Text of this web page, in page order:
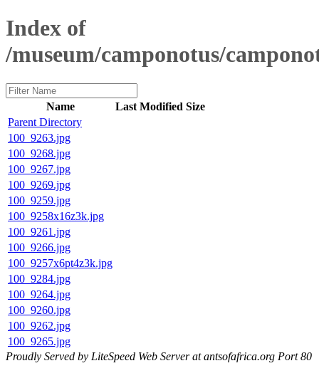
Index of
/museum/camponotus/
Name Last Modified Size
Parent Directory
100_9263.jpg
100_9268.jpg
100_9267.jpg
100_9269.jpg
100_9259.jpg
100_9258x16z3k.jpg
100_9261.jpg
100_9266.jpg
100_9257x6pt4z3k.jpg
100_9284.jpg
100_9264.jpg
100_9260.jpg
100_9262.jpg
100_9265.jpg
Proudly Served by LiteSpeed Web Server at antsofafrica.org Port 80